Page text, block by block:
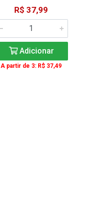
R$ 37,99
Adicionar
A partir de 3: R$ 37,49